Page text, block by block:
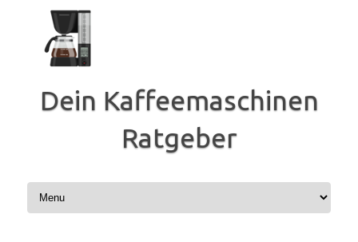
springen
Dein Kaffeemaschinen
Ratgeber